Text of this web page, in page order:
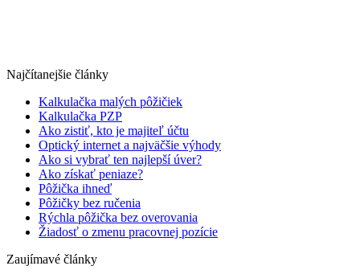
Najčítanejšie články
Kalkulačka malých pôžičiek
Kalkulačka PZP
Ako zistiť, kto je majiteľ účtu
Optický internet a najväčšie výhody
Ako si vybrať ten najlepší úver?
Ako získať peniaze?
Pôžička ihneď
Pôžičky bez ručenia
Rýchla pôžička bez overovania
Žiadosť o zmenu pracovnej pozície
Zaujímavé články